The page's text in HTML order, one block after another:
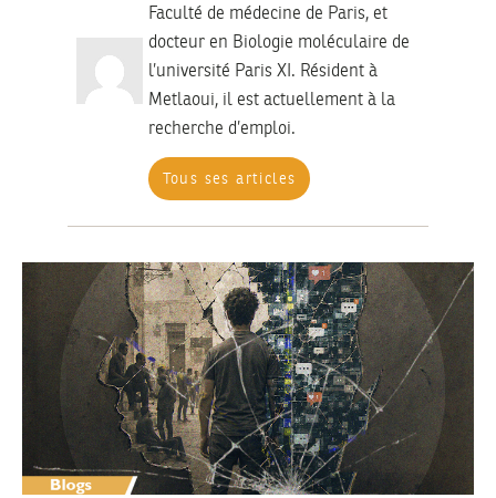
Faculté de médecine de Paris, et
docteur en Biologie moléculaire de
l’université Paris XI. Résident à
Metlaoui, il est actuellement à la
recherche d’emploi.
Tous ses articles